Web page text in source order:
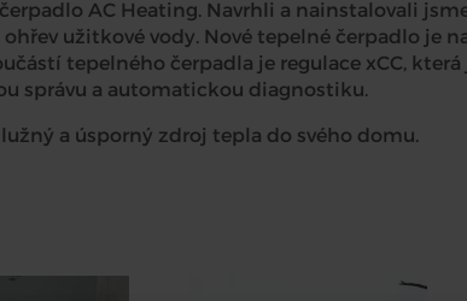
AC Heating. Navrhli a nainstalovali
užitkové vody. Nové tepelné čerpadlo je
tepelného čerpadla je regulace xCC,
správu a automatickou diagnostiku.
a úsporný zdroj tepla do svého domu.